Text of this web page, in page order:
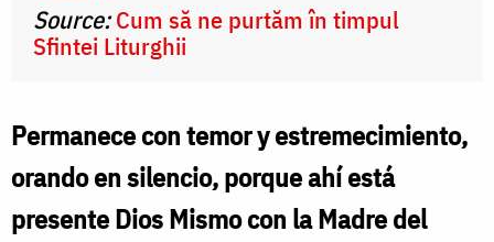
Source:Cum să ne purtăm în timpul
Sfintei Liturghii
Permanece con temor y estremecimiento,
orando en silencio, porque ahí está
presente Dios Mismo con la Madre del